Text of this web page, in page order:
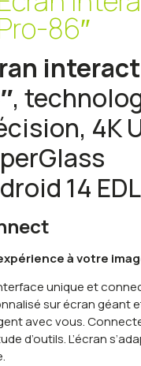
86″
,
4K
14
à votre
unique et
sur écran géant
avec vous.
d’outils. L’écran